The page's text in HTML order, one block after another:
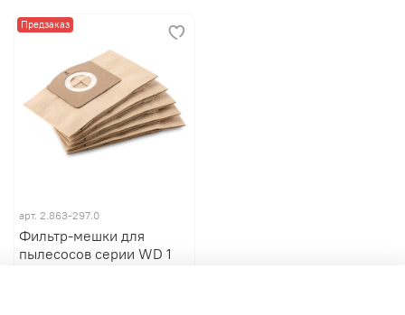
Предзаказ
арт. 2.863-297.0
Фильтр-мешки для
пылесосов серии WD 1